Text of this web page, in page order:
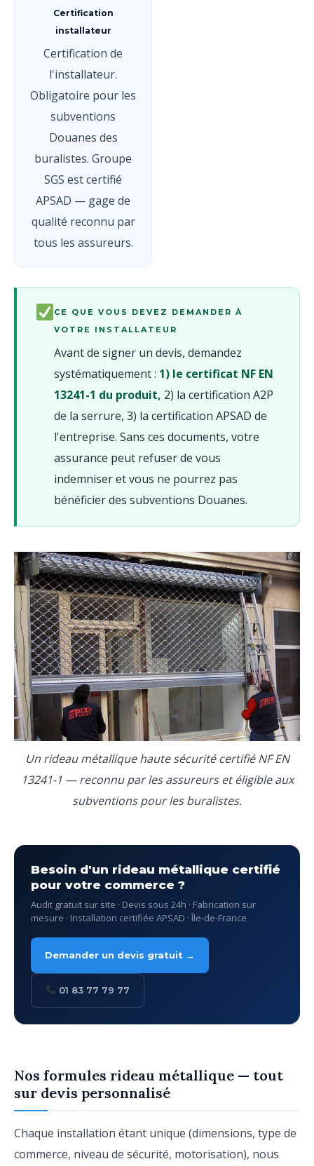
Certification
installateur
Certification de
l'installateur.
Obligatoire pour les
subventions
Douanes des
buralistes. Groupe
SGS est certifié
APSAD — gage de
qualité reconnu par
tous les assureurs.
CE QUE VOUS DEVEZ DEMANDER À
VOTRE INSTALLATEUR
Avant de signer un devis, demandez
systématiquement : 1) le certificat NF EN
13241-1 du produit, 2) la certification A2P
de la serrure, 3) la certification APSAD de
l'entreprise. Sans ces documents, votre
assurance peut refuser de vous
indemniser et vous ne pourrez pas
bénéficier des subventions Douanes.
Un rideau métallique haute sécurité certifié NF EN
13241-1 — reconnu par les assureurs et éligible aux
subventions pour les buralistes.
Besoin d'un rideau métallique certifié
pour votre commerce ?
Audit gratuit sur site · Devis sous 24h · Fabrication sur
mesure · Installation certifiée APSAD · Île-de-France
Demander un devis gratuit →
01 83 77 79 77
Nos formules rideau métallique — tout
sur devis personnalisé
Chaque installation étant unique (dimensions, type de
commerce, niveau de sécurité, motorisation), nous